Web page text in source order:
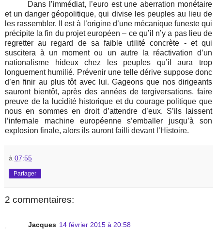
Dans l’immédiat, l’euro est une aberration monétaire
et un danger géopolitique, qui divise les peuples au lieu de
les rassembler. Il est à l’origine d’une mécanique funeste qui
précipite la fin du projet européen – ce qu’il n’y a pas lieu de
regretter au regard de sa faible utilité concrète - et qui
suscitera à un moment ou un autre la réactivation d’un
nationalisme hideux chez les peuples qu’il aura trop
longuement humilié. Prévenir une telle dérive suppose donc
d’en finir au plus tôt avec lui. Gageons que nos dirigeants
sauront bientôt, après des années de tergiversations, faire
preuve de la lucidité historique et du courage politique que
nous en sommes en droit d’attendre d’eux. S’ils laissent
l’infernale machine européenne s’emballer jusqu’à son
explosion finale, alors ils auront failli devant l’Histoire.
à 07:55
Partager
2 commentaires:
Jacques 14 février 2015 à 20:58